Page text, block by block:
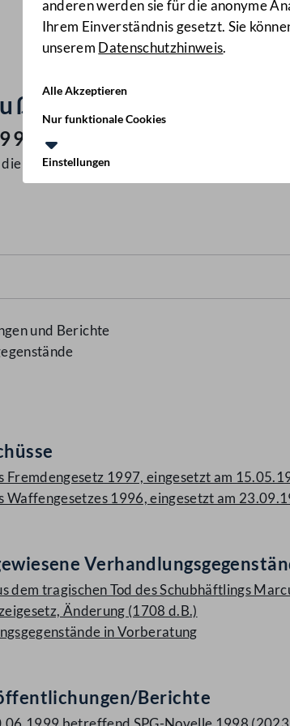
anderen werden sie für die anonyme
Ihrem Einverständnis gesetzt. Sie
unserem Datenschutzhinweis.
Alle Akzeptieren
Nur funktionale Cookies
Einstellungen
für innere
die aktuellenAusschüsse
und Berichte
Fremdengesetz 1997, eingesetzt am
Waffengesetzes 1996, eingesetzt am
dem tragischen Tod des Schubhäftlings
Änderung (1708 d.B.)
in Vorberatung
Berichte